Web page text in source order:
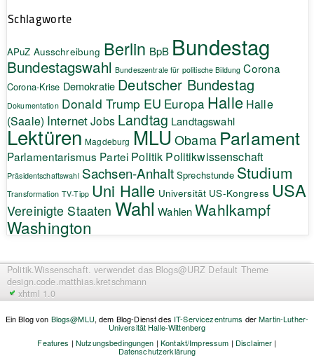
Schlagworte
APuZ Ausschreibung Berlin BpB Bundestag
Bundestagswahl Bundeszentrale für politische Bildung Corona
Corona-Krise Demokratie Deutscher Bundestag
Dokumentation Donald Trump EU Europa Halle Halle
(Saale) InternetJobs Landtag Landtagswahl
Lektüren Magdeburg MLU Obama Parlament
Parlamentarismus Partei Politik Politikwissenschaft
Präsidentschaftswahl Sachsen-Anhalt Sprechstunde Studium
Transformation TV-Tipp Uni Halle Universität US-Kongress USA
Vereinigte Staaten Wahl Wahlen Wahlkampf
Washington
Politik.Wissenschaft. verwendet das Blogs@URZ Default Theme
design.code.matthias.kretschmann
xhtml 1.0
Ein Blog von Blogs@MLU, dem Blog-Dienst des IT-Servicezentrums derMartin-Luther-
Universität Halle-Wittenberg
Features | Nutzungsbedingungen |Kontakt/Impressum | Disclaimer |
Datenschutzerklärung